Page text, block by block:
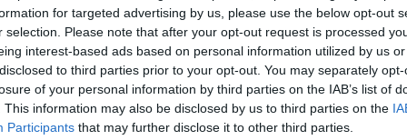
for targeted advertising by us, please use the below opt-out
selection. Please note that after your opt-out request is processed
interest-based ads based on personal information utilized by us
to third parties prior to your opt-out. You may separately
of your personal information by third parties on the IAB’s list of
This information may also be disclosed by us to third parties on the
Participants that may further disclose it to other third parties.
a MOL Rt-nél a vezetői ösztönzési rendszer részét
átváltoztatható kötvények forgalomba hozatala. Az
a MOL Csoport kijelölt felső vezetőinek